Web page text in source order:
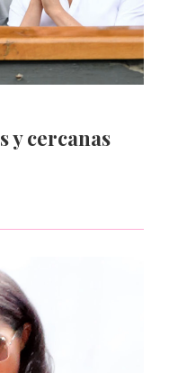
y cercanas